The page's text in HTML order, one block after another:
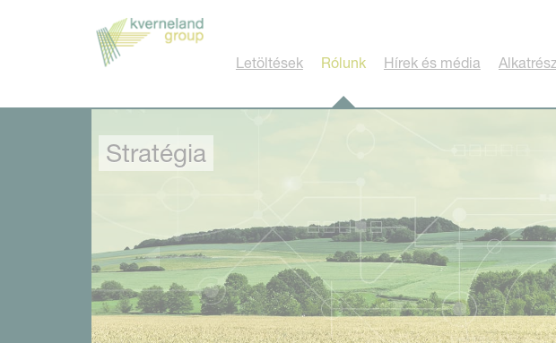
Letöltések Rólunk Hírek és média
Stratégia